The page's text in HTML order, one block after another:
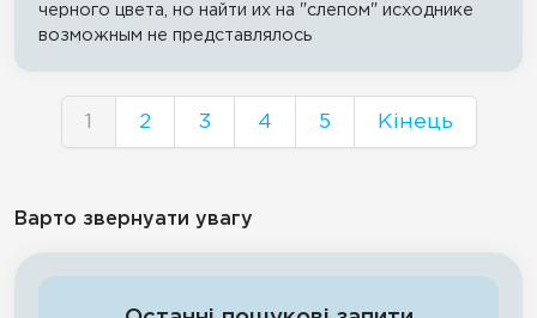
черного цвета, но найти их на "слепом" исходнике
возможным не представлялось
1 2 3 4 5 Кінець
Варто звернуати увагу